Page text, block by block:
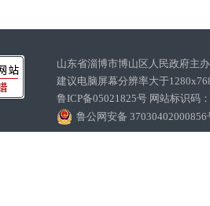
山东省淄博市博山区人民政府
建议电脑屏幕分辨率大于
鲁ICP备05021825号 网站标识码
鲁公网安备 37030402000856